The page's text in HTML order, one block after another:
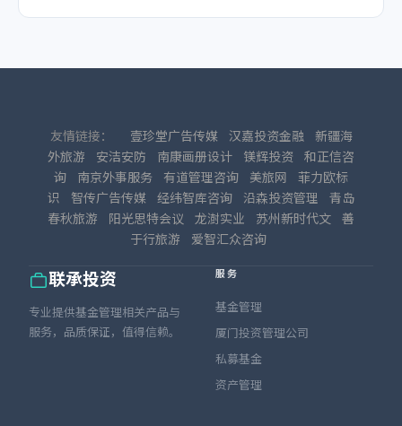
友情链接： 壹珍堂广告传媒 汉嘉投资金融
新疆海
外旅游
安洁安防 南康画册设计 镁辉投资 和正信咨
询
南京外事服务 有道管理咨询 美旅网
菲力欧标
识
智传广告传媒 经纬智库咨询 沿森投资管理
青岛
春秋旅游
阳光思特会议 龙澍实业 苏州新时代文 善
于行旅游
爱智汇众咨询
联承投资
专业提供基金管理相关产品与
服务，品质保证，值得信赖。
服务
基金管理
厦门投资管理公司
私募基金
资产管理